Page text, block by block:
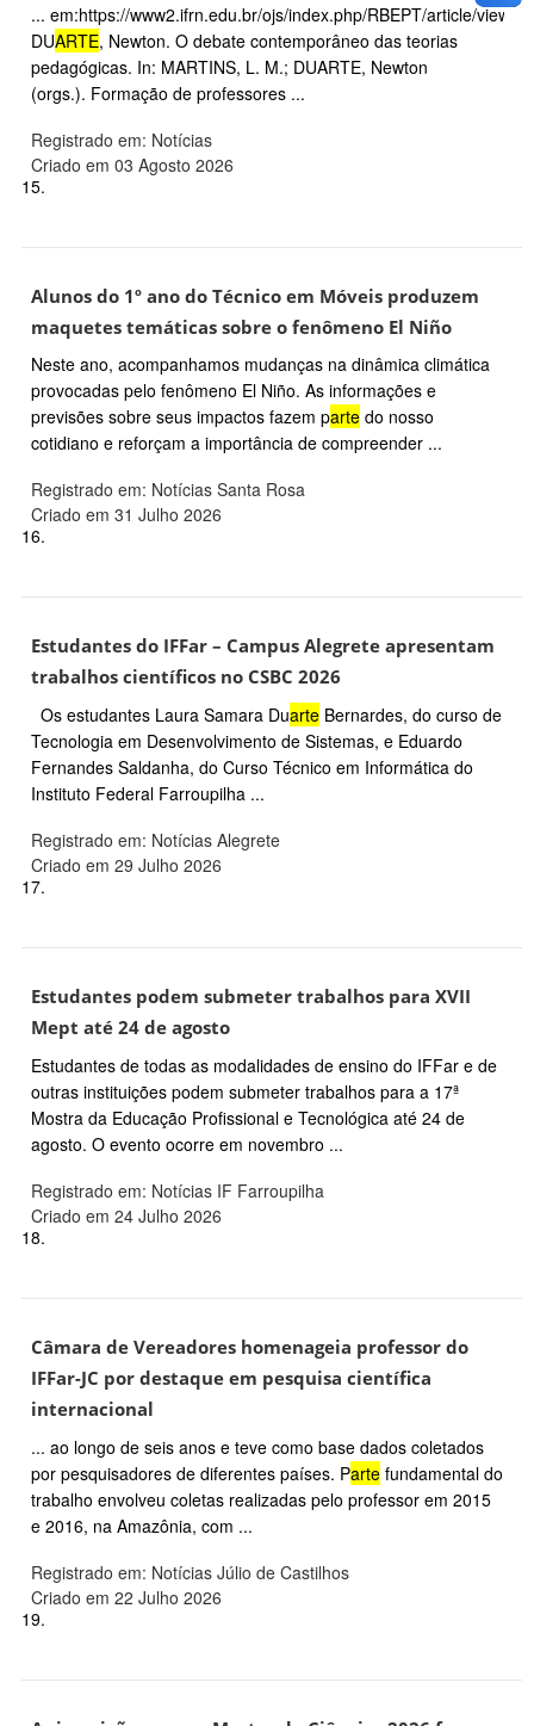
... em:https://www2.ifrn.edu.br/ojs/index.php/RBEPT/article/view/
DUARTE, Newton. O debate contemporâneo das teorias
pedagógicas. In: MARTINS, L. M.; DUARTE, Newton
(orgs.). Formação de professores ...
Registrado em: Notícias
Criado em 03 Agosto 2026
15.
Alunos do 1º ano do Técnico em Móveis produzem
maquetes temáticas sobre o fenômeno El Niño
Neste ano, acompanhamos mudanças na dinâmica climática
provocadas pelo fenômeno El Niño. As informações e
previsões sobre seus impactos fazem parte do nosso
cotidiano e reforçam a importância de compreender ...
Registrado em: Notícias Santa Rosa
Criado em 31 Julho 2026
16.
Estudantes do IFFar – Campus Alegrete apresentam
trabalhos científicos no CSBC 2026
Os estudantes Laura Samara Duarte Bernardes, do curso de
Tecnologia em Desenvolvimento de Sistemas, e Eduardo
Fernandes Saldanha, do Curso Técnico em Informática do
Instituto Federal Farroupilha ...
Registrado em: Notícias Alegrete
Criado em 29 Julho 2026
17.
Estudantes podem submeter trabalhos para XVII
Mept até 24 de agosto
Estudantes de todas as modalidades de ensino do IFFar e de
outras instituições podem submeter trabalhos para a 17ª
Mostra da Educação Profissional e Tecnológica até 24 de
agosto. O evento ocorre em novembro ...
Registrado em: Notícias IF Farroupilha
Criado em 24 Julho 2026
18.
Câmara de Vereadores homenageia professor do
IFFar-JC por destaque em pesquisa científica
internacional
... ao longo de seis anos e teve como base dados coletados
por pesquisadores de diferentes países. Parte fundamental do
trabalho envolveu coletas realizadas pelo professor em 2015
e 2016, na Amazônia, com ...
Registrado em: Notícias Júlio de Castilhos
Criado em 22 Julho 2026
19.